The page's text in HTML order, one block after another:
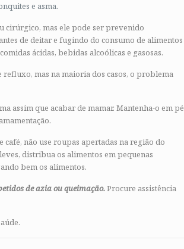
e asma.
cirúrgico, mas ele pode ser prevenido
de deitar e fugindo do consumo de alimentos
ácidas, bebidas alcoólicas e gasosas.
mas na maioria dos casos, o problema
assim que acabar de mamar. Mantenha-o em pé
não use roupas apertadas na região do
distribua os alimentos em pequenas
bem os alimentos.
de azia ou queimação.Procure assistência